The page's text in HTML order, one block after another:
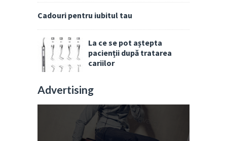
Cadouri pentru iubitul tau
La ce se pot aștepta
pacienții după tratarea
cariilor
Advertising